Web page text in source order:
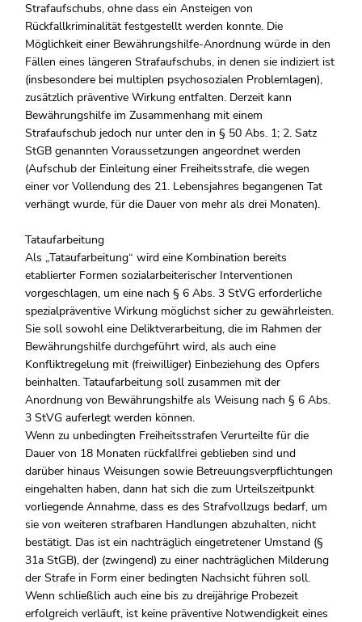
Strafaufschubs, ohne dass ein Ansteigen von
Rückfallkriminalität festgestellt werden konnte. Die
Möglichkeit einer Bewährungshilfe-Anordnung würde in den
Fällen eines längeren Strafaufschubs, in denen sie indiziert ist
(insbesondere bei multiplen psychosozialen Problemlagen),
zusätzlich präventive Wirkung entfalten. Derzeit kann
Bewährungshilfe im Zusammenhang mit einem
Strafaufschub jedoch nur unter den in § 50 Abs. 1; 2. Satz
StGB genannten Voraussetzungen angeordnet werden
(Aufschub der Einleitung einer Freiheitsstrafe, die wegen
einer vor Vollendung des 21. Lebensjahres begangenen Tat
verhängt wurde, für die Dauer von mehr als drei Monaten).
Tataufarbeitung
Als „Tataufarbeitung“ wird eine Kombination bereits
etablierter Formen sozialarbeiterischer Interventionen
vorgeschlagen, um eine nach § 6 Abs. 3 StVG erforderliche
spezialpräventive Wirkung möglichst sicher zu gewährleisten.
Sie soll sowohl eine Deliktverarbeitung, die im Rahmen der
Bewährungshilfe durchgeführt wird, als auch eine
Konfliktregelung mit (freiwilliger) Einbeziehung des Opfers
beinhalten. Tataufarbeitung soll zusammen mit der
Anordnung von Bewährungshilfe als Weisung nach § 6 Abs.
3 StVG auferlegt werden können.
Wenn zu unbedingten Freiheitsstrafen Verurteilte für die
Dauer von 18 Monaten rückfallfrei geblieben sind und
darüber hinaus Weisungen sowie Betreuungsverpflichtungen
eingehalten haben, dann hat sich die zum Urteilszeitpunkt
vorliegende Annahme, dass es des Strafvollzugs bedarf, um
sie von weiteren strafbaren Handlungen abzuhalten, nicht
bestätigt. Das ist ein nachträglich eingetretener Umstand (§
31a StGB), der (zwingend) zu einer nachträglichen Milderung
der Strafe in Form einer bedingten Nachsicht führen soll.
Wenn schließlich auch eine bis zu dreijährige Probezeit
erfolgreich verläuft, ist keine präventive Notwendigkeit eines